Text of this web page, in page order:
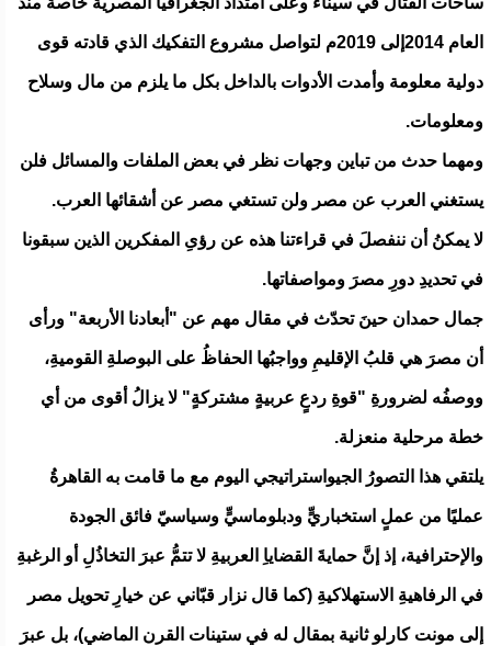
العام 2014إلى 2019م لتواصل مشروع التفكيك الذي قادته قوى
دولية معلومة وأمدت الأدوات بالداخل بكل ما يلزم من مال وسلاح
ومعلومات.
ومهما حدث من تباين وجهات نظر في بعض الملفات والمسائل فلن
يستغني العرب عن مصر ولن تستغي مصر عن أشقائها العرب.
لا يمكنُ أن ننفصلَ في قراءتنا هذه عن رؤىِ المفكرين الذين سبقونا
في تحديدِ دورِ مصرَ ومواصفاتها.
جمال حمدان حينَ تحدّث في مقال مهم عن "أبعادنا الأربعة" ورأى
أن مصرَ هي قلبُ الإقليمِ وواجبُها الحفاظُ على البوصلةِ القوميةِ،
ووصفُه لضرورةِ "قوةِ ردعٍ عربيةٍ مشتركةٍ" لا يزالُ أقوى من أي
خطة مرحلية منعزلة.
يلتقي هذا التصورُ الجيواستراتيجي اليوم مع ما قامت به القاهرةُ
عمليًا من عملٍ استخباريٍّ ودبلوماسيٍّ وسياسيّ فائق الجودة
والإحترافية، إذ إنَّ حمايةَ القضاياِ العربيةِ لا تتمُّ عبرَ التخاذُلِ أو الرغبةِ
في الرفاهيةِ الاستهلاكيةِ (كما قال نزار قبّاني عن خيارِ تحويل مصر
إلى مونت كارلو ثانية بمقال له في ستينات القرن الماضي)، بل عبرَ